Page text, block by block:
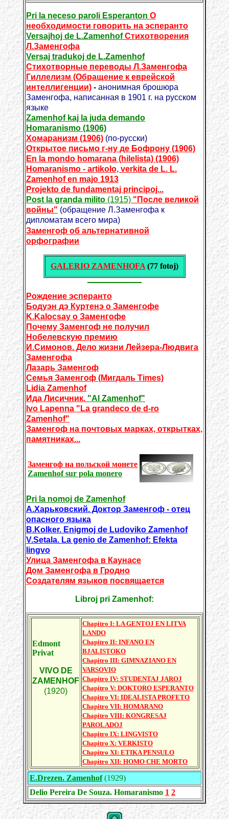
Pri la neceso paroli Esperanton О
необходимости говорить на эсперанто
Versajhoj de L.ZamenhofСтихотворения
Л.Заменгофа
Versaj tradukoj de L.Zamenhof
Стихотворные переводы Л.Заменгофа
Гиллелизм (Обращение к еврейской
интеллигенции) - анонимная брошюра
Заменгофа, написанная в 1901 г. на русском
языке
Zamenhof kaj la juda demando
Homaranismo (1906)
Хомаранизм (1906) (по-русски)
Открытое письмо г-ну де Бофрону (1906)
En la mondo homarana (hilelista) (1906)
Homaranismo - artikolo, verkita de L. L.
Zamenhof en majo 1913
Projekto de fundamentaj principoj...
Post la granda milito (1915) "После великой
войны" (обращение Л.Заменгофа к
дипломатам всего мира)
Заменгоф об альтернативной
орфографии
GALERIO ZAMENHOFA (77 fotoj)
Рождение эсперанто
Бодуэн дэ Куртенэ о Заменгофе
K.Kalocsay о Заменгофе
Почему Заменгоф не получил
Нобелевскую премию
И.Симонов. Дело жизни Лейзера-Людвига
Заменгофа
Лазарь Заменгоф
Семья Заменгоф (Мигдаль Times)
Lidia Zamenhof
Ида Лисичник. "Al Zamenhof"
Ivo Lapenna "La grandeco de d-ro
Zamenhof"
Заменгоф на почтовых марках, открытках,
памятниках...
Заменгоф на польской монете
Zamenhof sur pola monero
Pri la nomoj de Zamenhof
А.Харьковский. Доктор Заменгоф - отец
опасного языка
B.Kolker. Enigmoj de Ludoviko Zamenhof
V.Setala. La genio de Zamenhof: Efekta
lingvo
Улица Заменгофа в Каунасе
Дом Заменгофа в Гродно
Создателям языков посвящается
Libroj pri Zamenhof:
Edmont
Privat
VIVO DE
ZAMENHOF
(1920)
Chapitro I: LA GENTOJ EN LITVA
LANDO
Chapitro II: INFANO EN
BJALISTOKO
Chapitro III: GIMNAZIANO EN
VARSOVIO
Chapitro IV: STUDENTAJ JAROJ
Chapitro V: DOKTORO ESPERANTO
Chapitro VI: IDEALISTA PROFETO
Chapitro VII: HOMARANO
Chapitro VIII: KONGRESAJ
PAROLADOJ
Chapitro IX: LINGVISTO
Chapitro X: VERKISTO
Chapitro XI: ETIKA PENSULO
Chapitro XII: HOMO CHE MORTO
E.Drezen. Zamenhof (1929)
Delio Pereira De Souza. Homaranismo 1 2